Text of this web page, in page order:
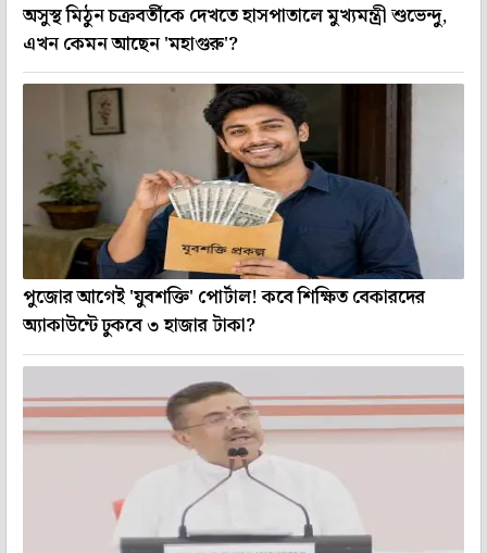
অসুস্থ মিঠুন চক্রবর্তীকে দেখতে হাসপাতালে মুখ্যমন্ত্রী শুভেন্দু,
এখন কেমন আছেন 'মহাগুরু'?
পুজোর আগেই 'যুবশক্তি' পোর্টাল! কবে শিক্ষিত বেকারদের
অ্যাকাউন্টে ঢুকবে ৩ হাজার টাকা?